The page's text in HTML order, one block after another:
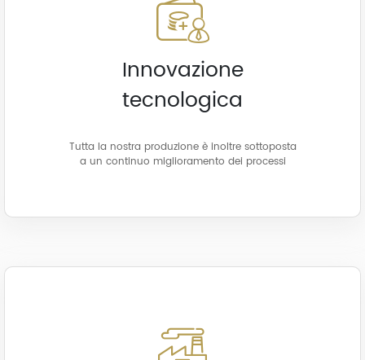
Innovazione
tecnologica
Tutta la nostra produzione è inoltre sottoposta
a un continuo miglioramento dei processi